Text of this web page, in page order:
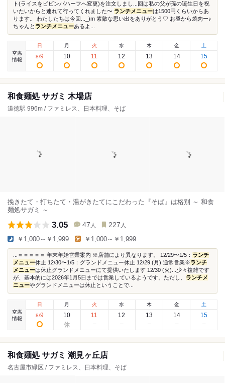
ト(ライスをビビンバハーフへ変更)を注文しまし...回は私の父が孫の誕生日を祝
いたいからと連れて行ってくれました〜 ランチメニューは1500円くらいからあ
ります。 わたしたちは今回..._)m 素敵な思い出をありがとう♡ お昼から焼肉ー♪
ちゃんと ランチメニューあるよ...
空席
情報
日
8/9
月
10
火
11
水
12
木
13
金
14
土
15
和食麺処 サガミ 木場店
道徳駅 996m / ファミレス、日本料理、そば
挽きたて・打ちたて・湯がきたてにこだわった『そば』は格別 ～ 和食
麺処サガミ ～
3.05 47 人 227 人
￥1,000～￥1,999 ￥1,000～￥1,999
...＝＝＝＝＝ 年末年始営業案内 ※店舗により異なります。 12/29〜1/5： ランチ
メニュー休止 12/30〜1/5：グランドメニュー休止 12/29 (月) 通常営業※ランチ
メニューは休止グランドメニューにて提供いたします 12/30 (火)...少々複雑です
が、基本的には2026年1月5日までは営業しているようです。ただし、 ランチメ
ニューやグランドメニューは休止ということで...
空席
情報
日
8/9
月
10
火
11
水
12
木
13
金
14
土
15
和食麺処 サガミ 潮見ヶ丘店
名古屋市緑区 / ファミレス、日本料理、そば